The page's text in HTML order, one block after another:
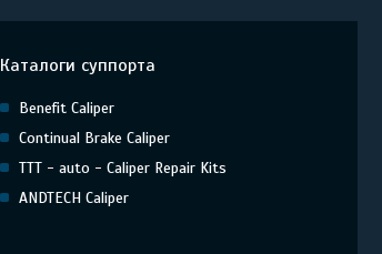
Каталоги суппорта
Benefit Caliper
Continual Brake Caliper
TTT - auto - Caliper Repair Kits
ANDTECH Caliper